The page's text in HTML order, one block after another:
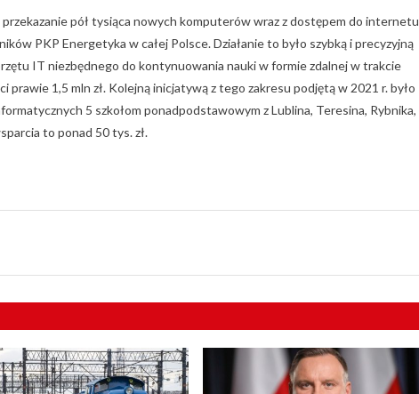
pół tysiąca nowych komputerów wraz z dostępem do internetu
PKP Energetyka w całej Polsce. Działanie to było szybką i precyzyjną
IT niezbędnego do kontynuowania nauki w formie zdalnej w trakcie
prawie 1,5 mln zł. Kolejną inicjatywą z tego zakresu podjętą w 2021 r. było
5 szkołom ponadpodstawowym z Lublina, Teresina, Rybnika,
to ponad 50 tys. zł.